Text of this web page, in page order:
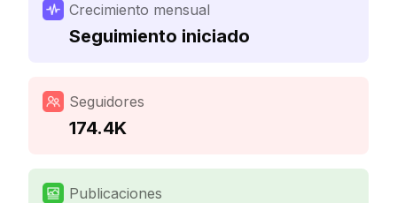
Crecimiento mensual
Seguimiento iniciado
Seguidores
174.4K
Publicaciones